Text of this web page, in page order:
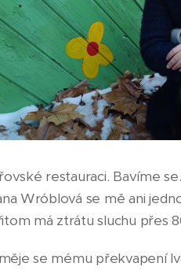
restauraci. Bavíme
Wróblová se mě ani
má ztrátu sluchu přes
se mému překvapení